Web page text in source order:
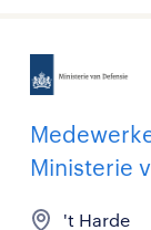
Ministerie
't Harde